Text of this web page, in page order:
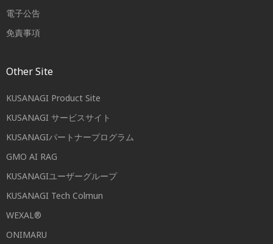
電子公告
免責事項
Other Site
KUSANAGI Product Site
KUSANAGI サービスサイト
KUSANAGIパートナープログラム
GMO AI RAG
KUSANAGIユーザーグループ
KUSANAGI Tech Colmun
WEXAL®
ONIMARU